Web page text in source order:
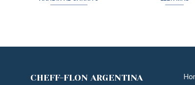
CHEFF-FLON ARGENTINA